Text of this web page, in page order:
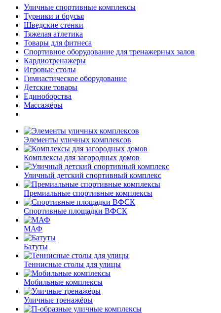
Уличные спортивные комплексы
Турники и брусья
Шведские стенки
Тяжелая атлетика
Товары для фитнеса
Спортивное оборудование для тренажерных залов
Кардиотренажеры
Игровые столы
Гимнастическое оборудование
Детские товары
Единоборства
Массажёры
Элементы уличных комплексов
Комплексы для загородных домов
Уличный детский спортивный комплекс
Премиальные спортивные комплексы
Спортивные площадки ВФСК
МАФ
Батуты
Теннисные столы для улицы
Мобильные комплексы
Уличные тренажёры